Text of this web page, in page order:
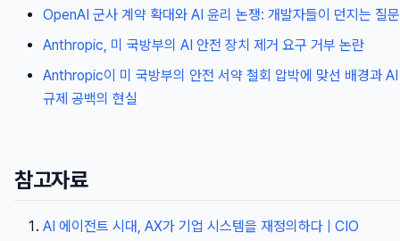
OpenAI 군사 계약 확대와 AI 윤리 논쟁: 개발자들이 던지는 질문
Anthropic, 미 국방부의 AI 안전 장치 제거 요구 거부 논란
Anthropic이 미 국방부의 안전 서약 철회 압박에 맞선 배경과 AI
규제 공백의 현실
참고자료
AI 에이전트 시대, AX가 기업 시스템을 재정의하다 | CIO